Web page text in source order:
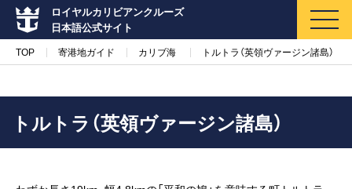
ロイヤルカリビアンクルーズ
日本語公式サイト
マイページ メルマガ登録
TOP 寄港地ガイド カリブ海 トルトラ（英領ヴァージン諸島）
トルトラ（英領ヴァージン諸島）